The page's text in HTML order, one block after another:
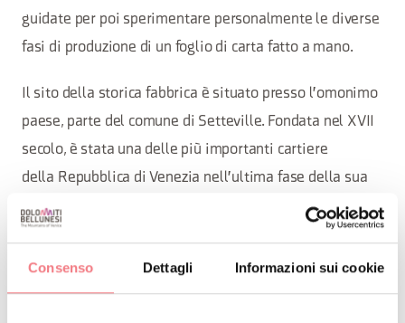
Consenso Dettagli Informazioni sui cookie
guidate per poi sperimentare personalmente le diverse
fasi di produzione di un foglio di carta fatto a mano.
Il sito della storica fabbrica è situato presso l'omonimo
paese, parte del comune di Setteville. Fondata nel XVII
secolo, è stata una delle più importanti cartiere
della Repubblica di Venezia nell'ultima fase della sua
storia[1], ed ha continuato la sua attività industriale fino
L'associazione LaCharta, si occupa di gestire e